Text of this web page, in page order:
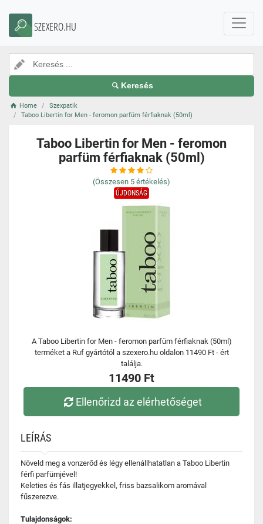
SZEXERO.HU
Keresés
Home
Szexpatik
Taboo Libertin for Men - feromon parfüm férfiaknak (50ml)
Taboo Libertin for Men - feromon
parfüm férfiaknak (50ml)
(Összesen 5 értékelés)
ÚJDONSÁG
A Taboo Libertin for Men - feromon parfüm férfiaknak (50ml)
terméket a Ruf gyártótól a szexero.hu oldalon 11490 Ft - ért
találja.
11490 Ft
Ellenőrizd az elérhetőséget
LEÍRÁS
Növeld meg a vonzerőd és légy ellenállhatatlan a Taboo Libertin
férfi parfümjével!
Keleties és fás illatjegyekkel, friss bazsalikom aromával
fűszerezve.
Tulajdonságok: